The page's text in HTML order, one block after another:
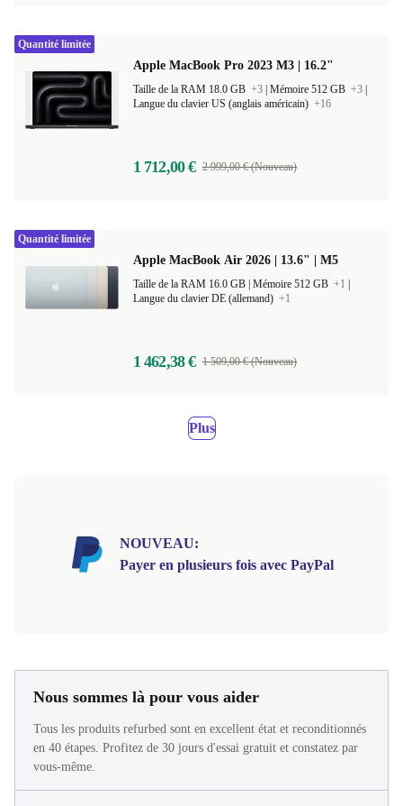
Apple MacBook Pro 2023 M3 | 16.2"
Taille de la RAM 18.0 GB +3 Mémoire 512 GB +3
Langue du clavier US (anglais américain) +16
1 712,00 € 2 999,00 € (Nouveau)
Quantité limitée
Apple MacBook Air 2026 | 13.6" | M5
Mémoire 512 GB +1
Langue du clavier DE (allemand) +1
1 462,38 € 1 509,00 € (Nouveau)
Quantité limitée
Plus
NOUVEAU:
Payer en plusieurs fois avec PayPal
Nous sommes là pour vous aider
Tous les produits refurbed sont en excellent état et reconditionnés
en 40 étapes. Profitez de 30 jours d'essai gratuit et constatez par
vous-même.